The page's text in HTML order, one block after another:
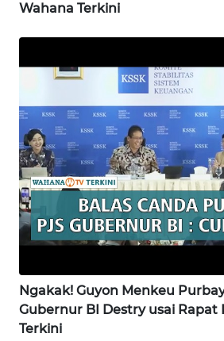
Wahana Terkini
Ngakak! Guyon Menkeu
Gubernur BI Destry usai Rapat
Terkini
CIREBON
WN
WN
KUNINGAN
MAJALENGKA
SUBANG
WN
SUKABUMI